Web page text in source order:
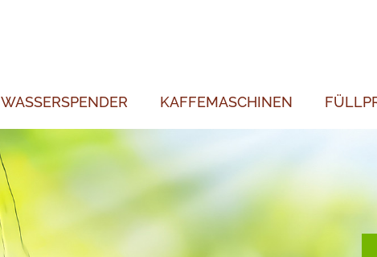
WASSERSPENDER KAFFEMASCHINEN